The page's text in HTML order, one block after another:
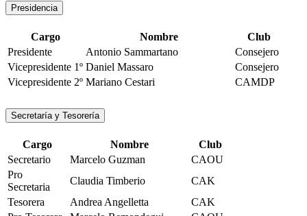
Presidencia
Cargo Nombre
Club
Presidente
Antonio Sammartano
Consejero
Vicepresidente 1º Daniel Massaro
Consejero
Vicepresidente 2º Mariano Cestari CAMDP
Secretaría y Tesorería
Cargo Nombre
Club
Secretario
Marcelo Guzman
CAOU
Pro
Secretaria
Claudia Timberio
CAK
Tesorera
Andrea Angelletta
CAK